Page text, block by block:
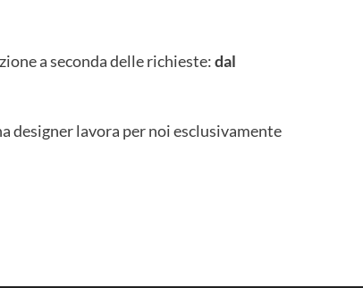
a seconda delle richieste:dal
designer lavora per noi esclusivamente